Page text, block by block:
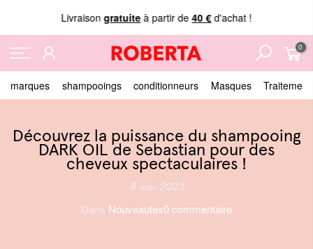
Livraisongratuiteà partir de40 €d'achat !
0
marques shampooings conditionneurs Masques
Découvrez la puissance du shampooing
DARK OIL de Sebastian pour des
cheveux spectaculaires !
8 mai 2023
Dans Nouveautes0 commentaire